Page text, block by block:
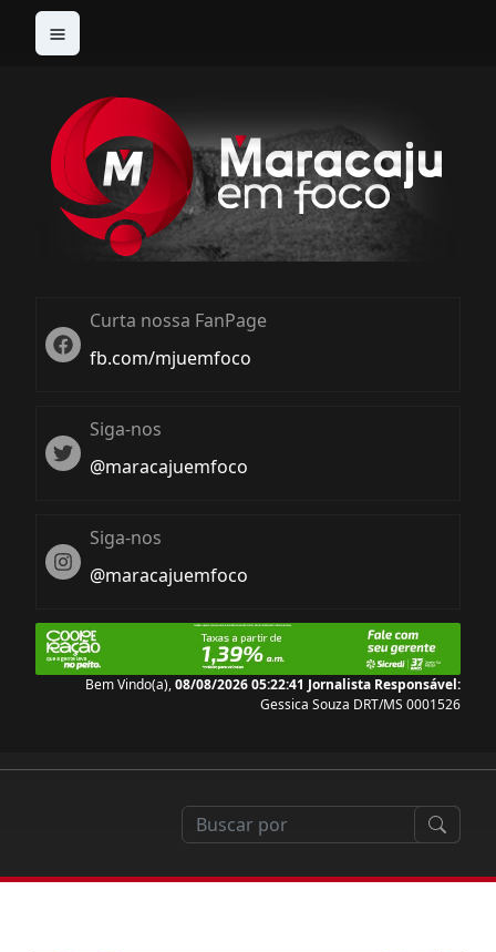
Twitter
Curta nossa FanPage
fb.com/mjuemfoco
Twiter
Siga-nos
@maracajuemfoco
Instagram
Siga-nos
@maracajuemfoco
Bem Vindo(a),08/08/2026 05:22:42 Jornalista Responsável:
Gessica Souza DRT/MS 0001526